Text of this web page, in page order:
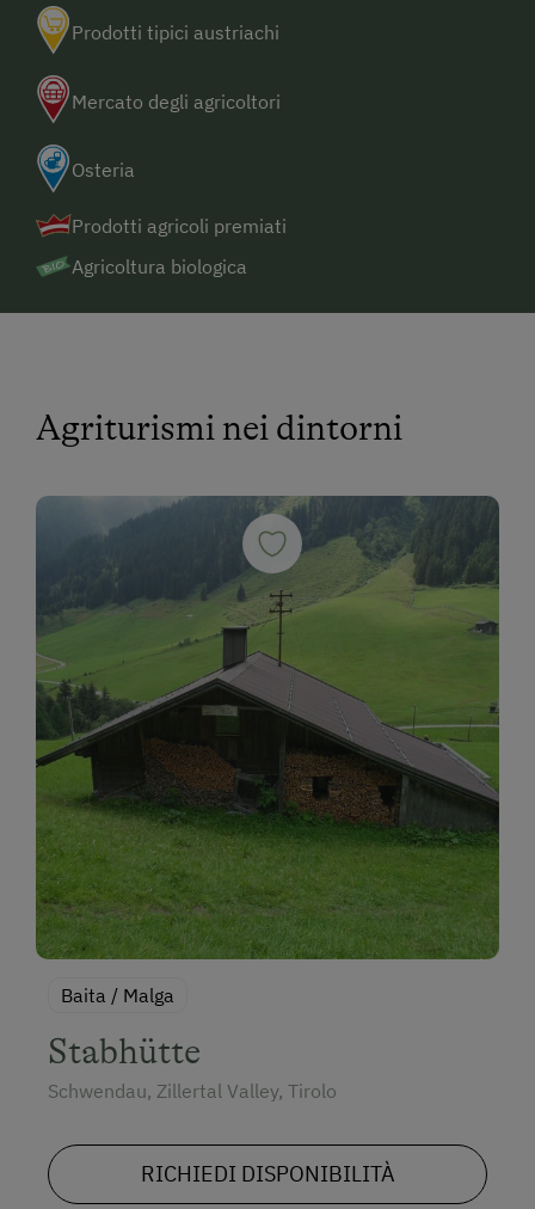
Prodotti tipici austriachi
Mercato degli agricoltori
Osteria
Prodotti agricoli premiati
Agricoltura biologica
Agriturismi nei dintorni
Baita / Malga
Stabhütte
Schwendau, Zillertal Valley, Tirolo
RICHIEDI DISPONIBILITÀ